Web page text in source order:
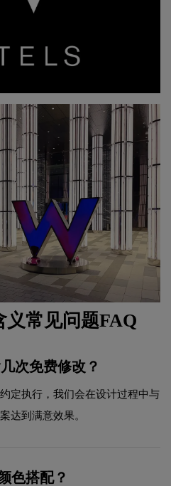
义常见问题FAQ
次免费修改？
定执行，我们会在设计过程中与
达到满意效果。
色搭配？